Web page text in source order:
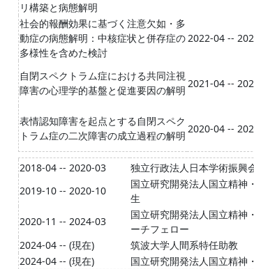
リ構築と病態解明
社会的報酬効果に基づく注意欠如・多
動症の病態解明：中核症状と併存症の
多様性を含めた検討
2022-04 --
自閉スペクトラム症における共同注視
障害の心理学的基盤と促進要因の解明
2021-04 --
表情認知障害を起点とする自閉スペク
トラム症の二次障害の成立過程の解明
2020-04 --
2018-04 -- 2020-03
独立行政法人日本学術振興
2019-10 -- 2020-10
国立研究開発法人国立精神
生
2020-11 -- 2024-03
国立研究開発法人国立精神
ーチフェロー
2024-04 -- (現在)
筑波大学人間系特任助教
2024-04 -- (現在)
国立研究開発法人国立精神